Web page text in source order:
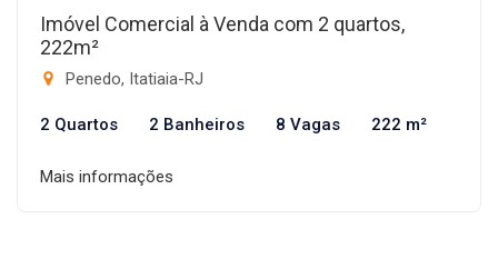
Imóvel Comercial à Venda com 2 quartos,
222m²
Penedo, Itatiaia-RJ
2 Quartos 2 Banheiros 8 Vagas 222 m²
Mais informações